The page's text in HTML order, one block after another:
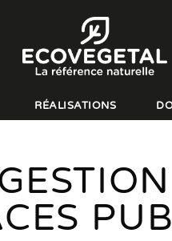
RÉALISATIONS